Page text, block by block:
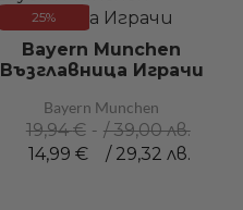
25%
Bayern Munchen
Възглавница Играчи
Bayern Munchen
19,94€
/ 39,00 лв.
14,99€ / 29,32 лв.